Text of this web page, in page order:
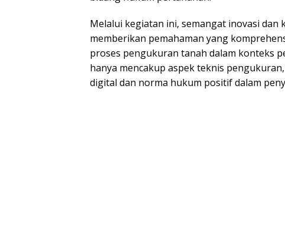
Melalui kegiatan ini, semangat inovasi
memberikan pemahaman yang
proses pengukuran tanah dalam konteks
hanya mencakup aspek teknis
digital dan norma hukum positif dalam